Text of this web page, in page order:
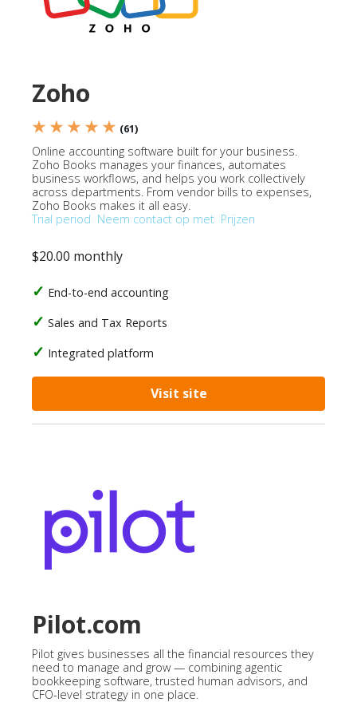
Zoho
★ ★ ★ ★ ★ (61)
Online accounting software built for your business.
Zoho Books manages your finances, automates
business workflows, and helps you work collectively
across departments. From vendor bills to expenses,
Zoho Books makes it all easy.
Trial period Neem contact op met Prijzen
$20.00 monthly
End-to-end accounting
Sales and Tax Reports
Integrated platform
Visit site
Pilot.com
Pilot gives businesses all the financial resources they
need to manage and grow — combining agentic
bookkeeping software, trusted human advisors, and
CFO-level strategy in one place.